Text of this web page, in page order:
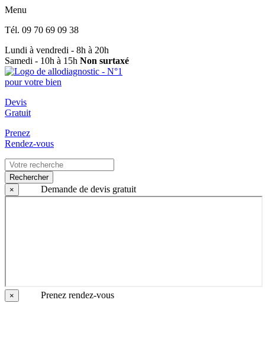
Menu
Tél. 09 70 69 09 38
Lundi à vendredi - 8h à 20h
Samedi - 10h à 15h Non surtaxé
Devis
Gratuit
Prenez
Rendez-vous
Rechercher
×
Demande de devis gratuit
× Prenez rendez-vous